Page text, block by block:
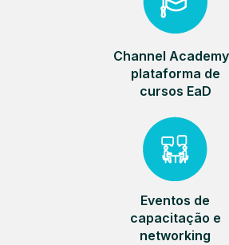
Channel
plataforma de
cursos EaD
Eventos de
capacitação e
networking